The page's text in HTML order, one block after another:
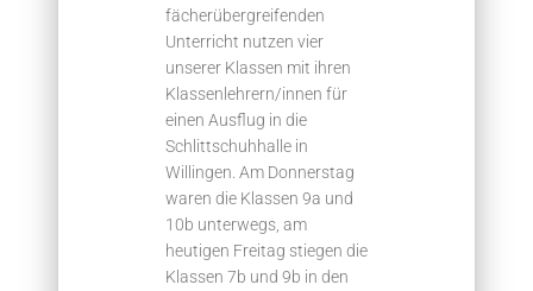
fächerübergreifenden
Unterricht nutzen vier
unserer Klassen mit ihren
Klassenlehrern/innen für
einen Ausflug in die
Schlittschuhhalle in
Willingen. Am Donnerstag
waren die Klassen 9a und
10b unterwegs, am
heutigen Freitag stiegen die
Klassen 7b und 9b in den